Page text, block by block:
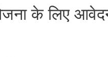
के लिए